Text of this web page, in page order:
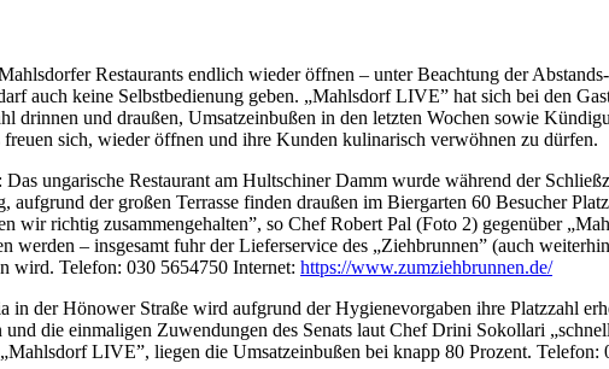
Restaurants endlich wieder öffnen – unter Beachtung der
auch keine Selbstbedienung geben. „Mahlsdorf LIVE” hat sich bei den
drinnen und draußen, Umsatzeinbußen in den letzten Wochen sowie
sich, wieder öffnen und ihre Kunden kulinarisch verwöhnen zu dürfen.
ungarische Restaurant am Hultschiner Damm wurde während der
aufgrund der großen Terrasse finden draußen im Biergarten 60 Besucher
wir richtig zusammengehalten”, so Chef Robert Pal (Foto 2) gegenüber
werden – insgesamt fuhr der Lieferservice des „Ziehbrunnen” (auch
wird. Telefon: 030 5654750 Internet: https://www.zumziehbrunnen.de/
der Hönower Straße wird aufgrund der Hygienevorgaben ihre Platzzahl
die einmaligen Zuwendungen des Senats laut Chef Drini Sokollari
LIVE”, liegen die Umsatzeinbußen bei knapp 80 Prozent. Telefon: